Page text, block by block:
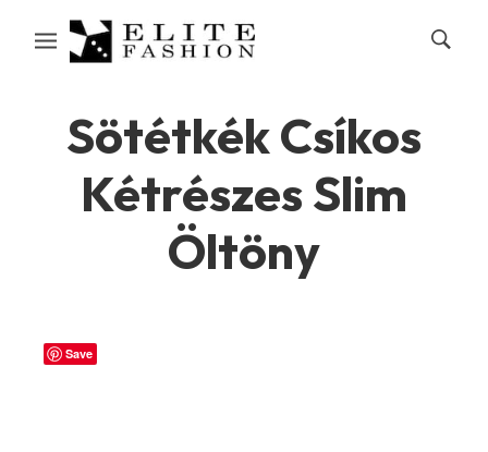
Sötétkék Csíkos
Kétrészes Slim
Öltöny
Save